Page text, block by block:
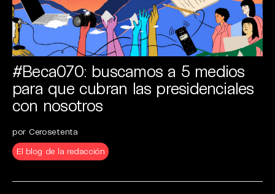
#Beca070: buscamos a 5 medios
para que cubran las presidenciales
con nosotros
por Cerosetenta
El blog de la redacción